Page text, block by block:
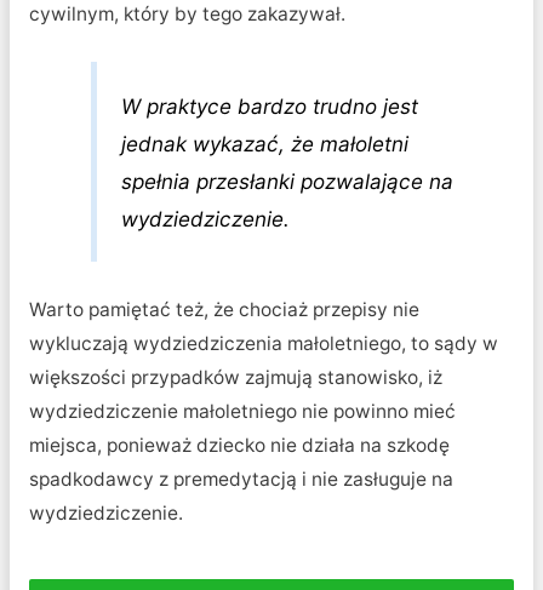
cywilnym, który by tego zakazywał.
W praktyce bardzo trudno jest
jednak wykazać, że małoletni
spełnia przesłanki pozwalające na
wydziedziczenie.
Warto pamiętać też, że chociaż przepisy nie
wykluczają wydziedziczenia małoletniego, to sądy w
większości przypadków zajmują stanowisko, iż
wydziedziczenie małoletniego nie powinno mieć
miejsca, ponieważ dziecko nie działa na szkodę
spadkodawcy z premedytacją i nie zasługuje na
wydziedziczenie.